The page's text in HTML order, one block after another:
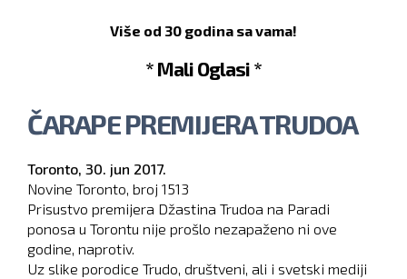
Više od 30 godina sa vama!
* Mali Oglasi *
ČARAPE PREMIJERA TRUDOA
Toronto, 30. jun 2017.
Novine Toronto, broj 1513
Prisustvo premijera Džastina Trudoa na Paradi
ponosa u Torontu nije prošlo nezapaženo ni ove
godine, naprotiv.
Uz slike porodice Trudo, društveni, ali i svetski mediji